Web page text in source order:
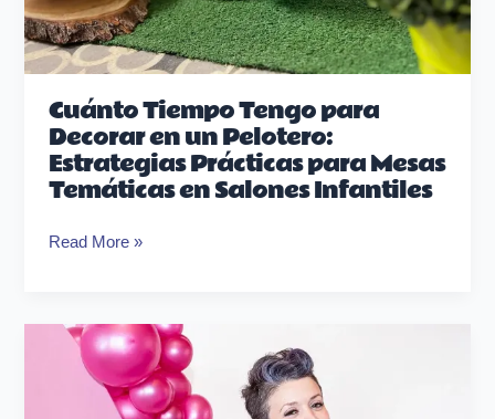
Cuánto Tiempo Tengo para
Decorar en un Pelotero:
Estrategias Prácticas para Mesas
Temáticas en Salones Infantiles
Read More »
Errores
decoración